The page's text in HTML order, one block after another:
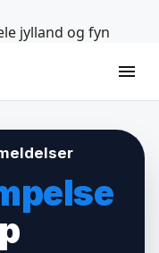
jylland og fyn
menu